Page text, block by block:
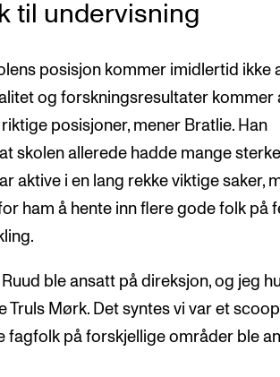
til undervisning
posisjon kommer imidlertid ikke
og forskningsresultater kommer
posisjoner, mener Bratlie. Han
skolen allerede hadde mange sterke
aktive i en lang rekke viktige saker,
ham å hente inn flere gode folk på
ble ansatt på direksjon, og jeg
Truls Mørk. Det syntes vi var et
fagfolk på forskjellige områder ble